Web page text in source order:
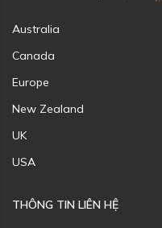
Australia
Canada
Europe
New Zealand
UK
USA
THÔNG TIN LIÊN HỆ